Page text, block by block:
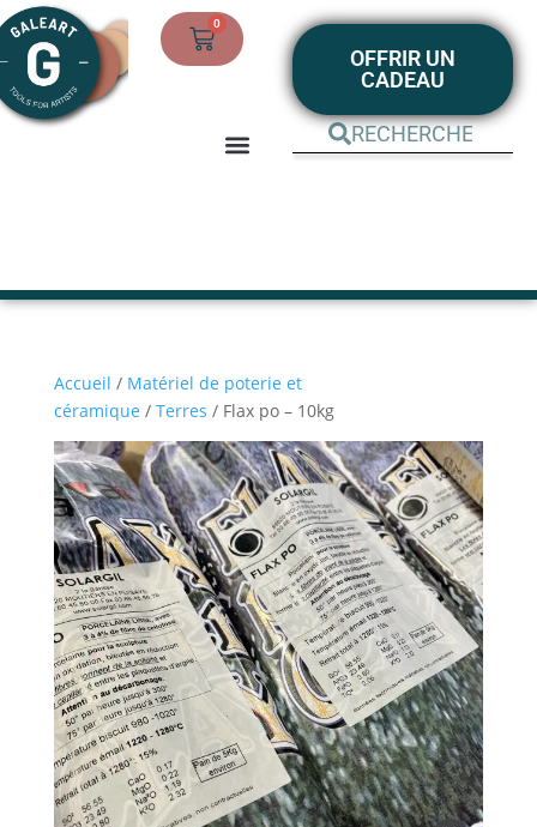
0
OFFRIR UN
CADEAU
Accueil / Matériel de poterie et
céramique / Terres / Flax po – 10kg